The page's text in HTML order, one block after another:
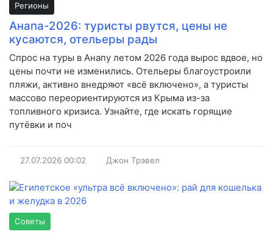
Регионы
Анапа-2026: туристы рвутся, цены не
кусаются, отельеры рады
Спрос на туры в Анапу летом 2026 года вырос вдвое, но
цены почти не изменились. Отельеры благоустроили
пляжи, активно внедряют «всё включено», а туристы
массово переориентируются из Крыма из-за
топливного кризиса. Узнайте, где искать горящие
путёвки и поч
27.07.2026 00:02 Джон Трэвел
Советы